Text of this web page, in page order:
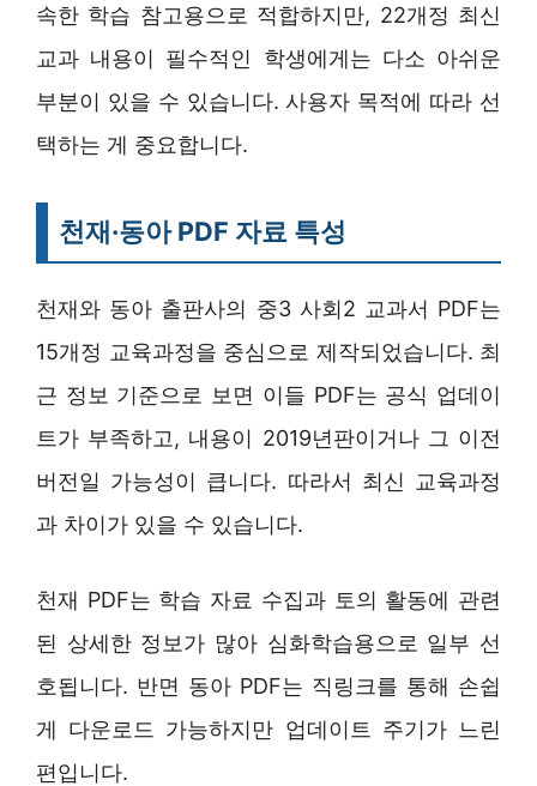
속한 학습 참고용으로 적합하지만, 22개정 최신
교과 내용이 필수적인 학생에게는 다소 아쉬운
부분이 있을 수 있습니다. 사용자 목적에 따라 선
택하는 게 중요합니다.
천재·동아 PDF 자료 특성
천재와 동아 출판사의 중3 사회2 교과서 PDF는
15개정 교육과정을 중심으로 제작되었습니다. 최
근 정보 기준으로 보면 이들 PDF는 공식 업데이
트가 부족하고, 내용이 2019년판이거나 그 이전
버전일 가능성이 큽니다. 따라서 최신 교육과정
과 차이가 있을 수 있습니다.
천재 PDF는 학습 자료 수집과 토의 활동에 관련
된 상세한 정보가 많아 심화학습용으로 일부 선
호됩니다. 반면 동아 PDF는 직링크를 통해 손쉽
게 다운로드 가능하지만 업데이트 주기가 느린
편입니다.